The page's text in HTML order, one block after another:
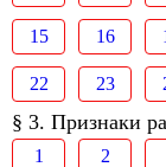
15 16
22 23
§ 3. Признаки
1 2